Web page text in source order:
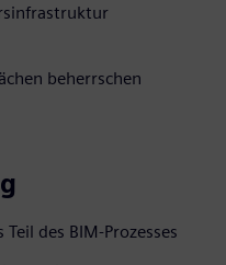
beherrschen
des BIM-Prozesses